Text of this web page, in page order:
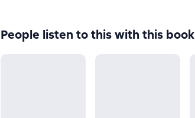
People listen to this with this book